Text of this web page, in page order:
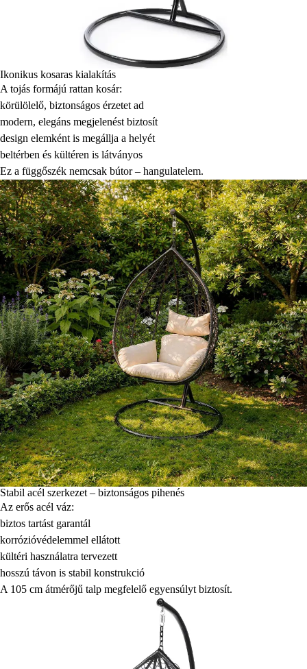
Ikonikus kosaras kialakítás
A tojás formájú rattan kosár:
körülölelő, biztonságos érzetet ad
modern, elegáns megjelenést biztosít
design elemként is megállja a helyét
beltérben és kültéren is látványos
Ez a függőszék nemcsak bútor – hangulatelem.
Stabil acél szerkezet – biztonságos pihenés
Az erős acél váz:
biztos tartást garantál
korrózióvédelemmel ellátott
kültéri használatra tervezett
hosszú távon is stabil konstrukció
A 105 cm átmérőjű talp megfelelő egyensúlyt biztosít.